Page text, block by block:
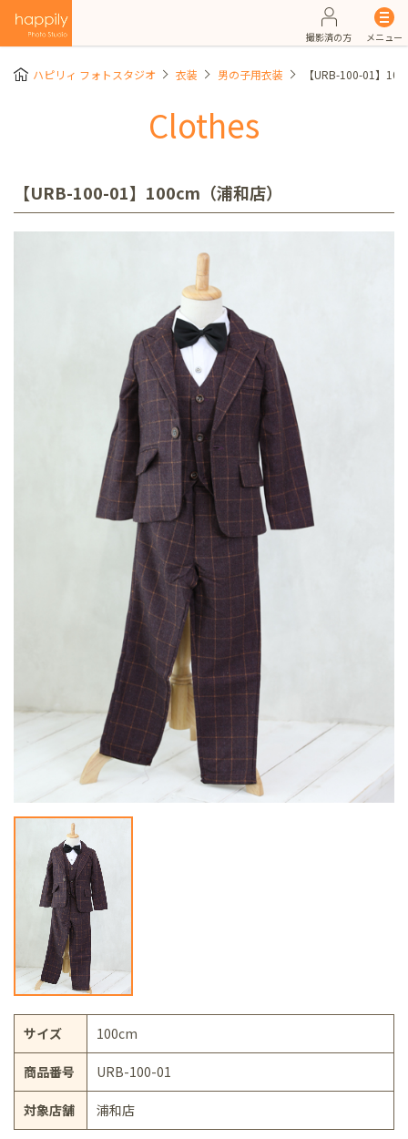
撮影済の方 メニュー
ハピリィ フォトスタジオ 衣装 男の子用衣装 【URB-100-01】
Clothes
【URB-100-01】100cm（浦和店）
サイズ 100cm
商品番号 URB-100-01
対象店舗 浦和店